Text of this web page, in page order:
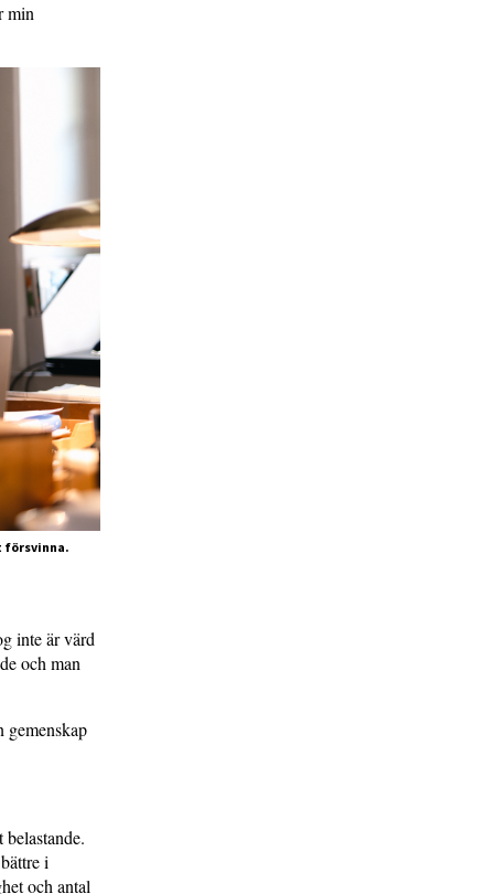
min
försvinna.
inte är värd
och man
gemenskap
i
och antal